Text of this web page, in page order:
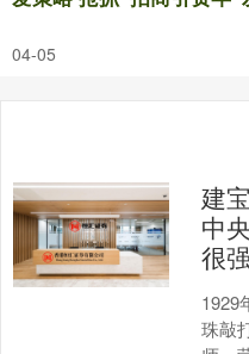
04-05
建
中
很
1929
珠敲